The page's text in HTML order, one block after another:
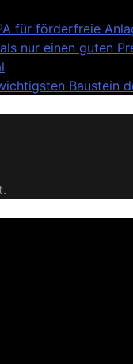
für förderfreie
nur einen guten
Baustein